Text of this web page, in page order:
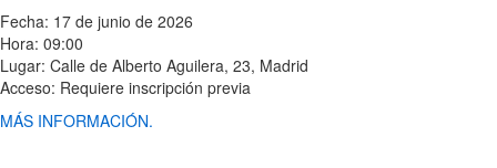
Fecha: 17 de junio de 2026
Hora: 09:00
Lugar: Calle de Alberto Aguilera, 23, Madrid
Acceso: Requiere inscripción previa
MÁS INFORMACIÓN.